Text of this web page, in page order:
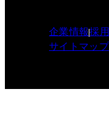
企業情報採
サイトマップ